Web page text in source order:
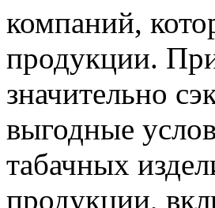
компаний,
продукции.
значительно
выгодные
табачных
продукции,